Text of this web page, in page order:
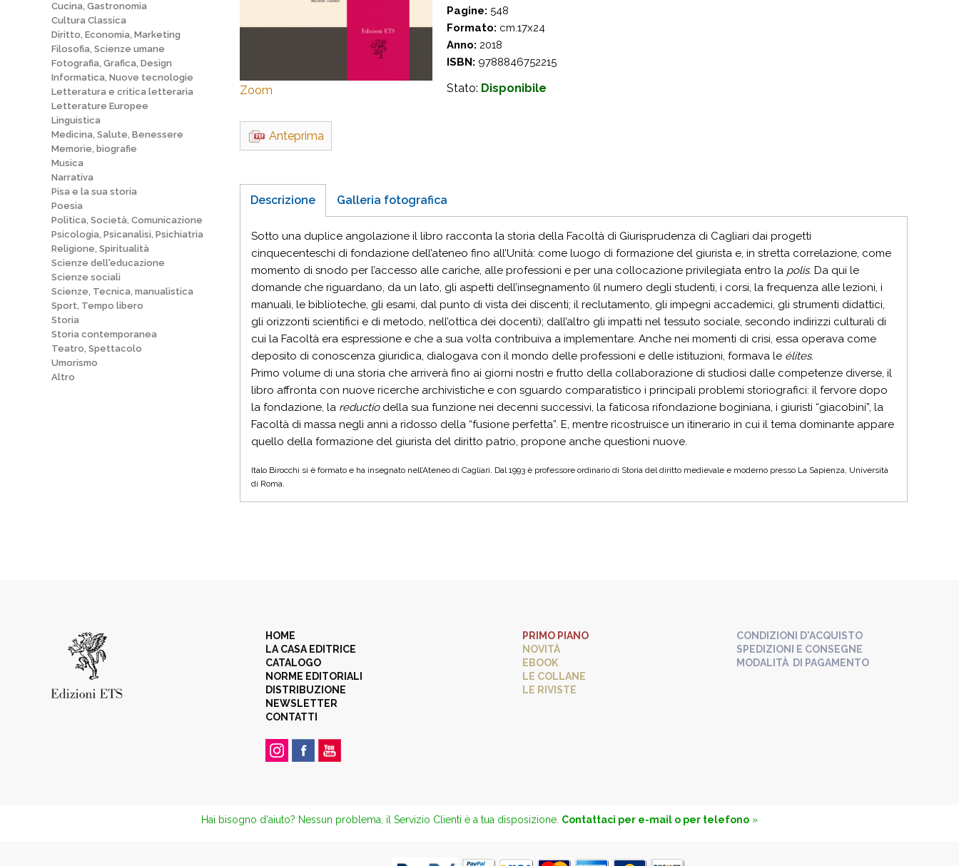
Cucina, Gastronomia
Cultura Classica
Diritto, Economia, Marketing
Filosofia, Scienze umane
Fotografia, Grafica, Design
Informatica, Nuove tecnologie
Letteratura e critica letteraria
Letterature Europee
Linguistica
Medicina, Salute, Benessere
Memorie, biografie
Musica
Narrativa
Pisa e la sua storia
Poesia
Politica, Società, Comunicazione
Psicologia, Psicanalisi, Psichiatria
Religione, Spiritualità
Scienze dell'educazione
Scienze sociali
Scienze, Tecnica, manualistica
Sport, Tempo libero
Storia
Storia contemporanea
Teatro, Spettacolo
Umorismo
Altro
Zoom
Pagine: 548
Formato: cm.17x24
Anno: 2018
ISBN: 9788846752215
Stato: Disponibile
Anteprima
Descrizione Galleria fotografica
Sotto una duplice angolazione il libro racconta la storia della Facoltà di Giurisprudenza di Cagliari dai progetti
cinquecenteschi di fondazione dell’ateneo fino all’Unità: come luogo di formazione del giurista e, in stretta correlazione, come
momento di snodo per l’accesso alle cariche, alle professioni e per una collocazione privilegiata entro la polis. Da qui le
domande che riguardano, da un lato, gli aspetti dell’insegnamento (il numero degli studenti, i corsi, la frequenza alle lezioni, i
manuali, le biblioteche, gli esami, dal punto di vista dei discenti; il reclutamento, gli impegni accademici, gli strumenti didattici,
gli orizzonti scientifici e di metodo, nell’ottica dei docenti); dall’altro gli impatti nel tessuto sociale, secondo indirizzi culturali di
cui la Facoltà era espressione e che a sua volta contribuiva a implementare. Anche nei momenti di crisi, essa operava come
deposito di conoscenza giuridica, dialogava con il mondo delle professioni e delle istituzioni, formava le élites.
Primo volume di una storia che arriverà fino ai giorni nostri e frutto della collaborazione di studiosi dalle competenze diverse, il
libro affronta con nuove ricerche archivistiche e con sguardo comparatistico i principali problemi storiografici: il fervore dopo
la fondazione, la reductiodella sua funzione nei decenni successivi, la faticosa rifondazione boginiana, i giuristi “giacobini”, la
Facoltà di massa negli anni a ridosso della “fusione perfetta”. E, mentre ricostruisce un itinerario in cui il tema dominante appare
quello della formazione del giurista del diritto patrio, propone anche questioni nuove.
Italo Birocchi si è formato e ha insegnato nell’Ateneo di Cagliari. Dal 1993 è professore ordinario di Storia del diritto medievale e moderno presso La Sapienza, Università
di Roma.
HOME
LA CASA EDITRICE
CATALOGO
NORME EDITORIALI
DISTRIBUZIONE
NEWSLETTER
CONTATTI
PRIMO PIANO
NOVITÀ
EBOOK
LE COLLANE
LE RIVISTE
CONDIZIONI D'ACQUISTO
SPEDIZIONI E CONSEGNE
MODALITÀ DI PAGAMENTO
Hai bisogno d'aiuto? Nessun problema, il Servizio Clienti è a tua disposizione. Contattaci per e-mail o per telefono »